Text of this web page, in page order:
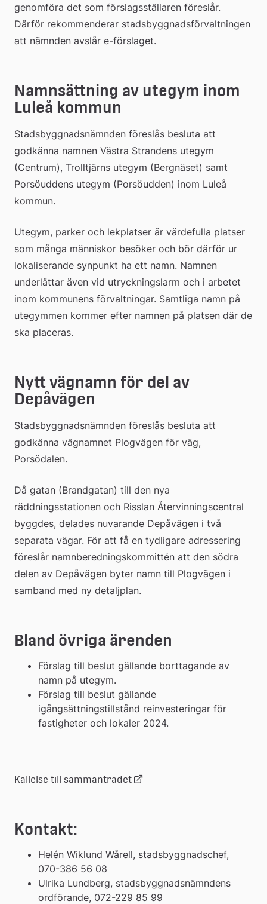
genomföra det som förslagsställaren föreslår.
Därför rekommenderar stadsbyggnadsförvaltningen
att nämnden avslår e-förslaget.
Namnsättning av utegym inom
Luleå kommun
Stadsbyggnadsnämnden föreslås besluta att
godkänna namnen Västra Strandens utegym
(Centrum), Trolltjärns utegym (Bergnäset) samt
Porsöuddens utegym (Porsöudden) inom Luleå
kommun.
Utegym, parker och lekplatser är värdefulla platser
som många människor besöker och bör därför ur
lokaliserande synpunkt ha ett namn. Namnen
underlättar även vid utryckningslarm och i arbetet
inom kommunens förvaltningar. Samtliga namn på
utegymmen kommer efter namnen på platsen där de
ska placeras.
Nytt vägnamn för del av
Depåvägen
Stadsbyggnadsnämnden föreslås besluta att
godkänna vägnamnet Plogvägen för väg,
Porsödalen.
Då gatan (Brandgatan) till den nya
räddningsstationen och Risslan Återvinningscentral
byggdes, delades nuvarande Depåvägen i två
separata vägar. För att få en tydligare adressering
föreslår namnberedningskommittén att den södra
delen av Depåvägen byter namn till Plogvägen i
samband med ny detaljplan.
Bland övriga ärenden
Förslag till beslut gällande borttagande av
namn på utegym.
Förslag till beslut gällande
igångsättningstillstånd reinvesteringar för
fastigheter och lokaler 2024.
Kallelse till sammanträdet Länk
webbplats
Kontakt:
Helén Wiklund Wårell, stadsbyggnadschef,
070-386 56 08
Ulrika Lundberg, stadsbyggnadsnämndens
ordförande, 072-229 85 99